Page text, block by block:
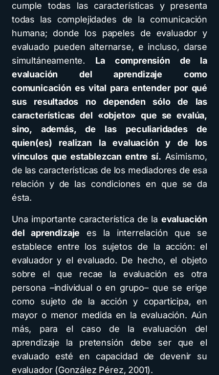
cumple todas las características y presenta
todas las complejidades de la comunicación
humana; donde los papeles de evaluador y
evaluado pueden alternarse, e incluso, darse
simultáneamente. La comprensión de la
evaluación del aprendizaje como
comunicación es vital para entender por qué
sus resultados no dependen sólo de las
características del «objeto» que se evalúa,
sino, además, de las peculiaridades de
quien(es) realizan la evaluación y de los
vínculos que establezcan entre sí. Asimismo,
de las características de los mediadores de esa
relación y de las condiciones en que se da
ésta.
Una importante característica de la evaluación
del aprendizaje es la interrelación que se
establece entre los sujetos de la acción: el
evaluador y el evaluado. De hecho, el objeto
sobre el que recae la evaluación es otra
persona –individual o en grupo– que se erige
como sujeto de la acción y coparticipa, en
mayor o menor medida en la evaluación. Aún
más, para el caso de la evaluación del
aprendizaje la pretensión debe ser que el
evaluado esté en capacidad de devenir su
evaluador (González Pérez, 2001).